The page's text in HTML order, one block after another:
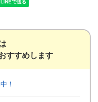
すすめします
！